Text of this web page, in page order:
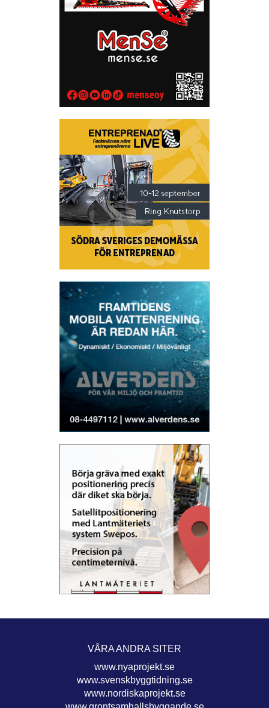
VÅRA ANDRA SITER
www.nyaprojekt.se
www.svenskbyggtidning.se
www.nordiskaprojekt.se